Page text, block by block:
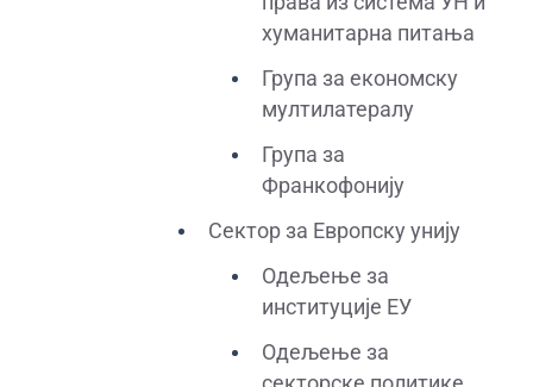
хуманитарна питања
Група за економску
мултилатералу
Група за
Франкофонију
Сектор за Европску унију
Одељење за
институције ЕУ
Одељење за